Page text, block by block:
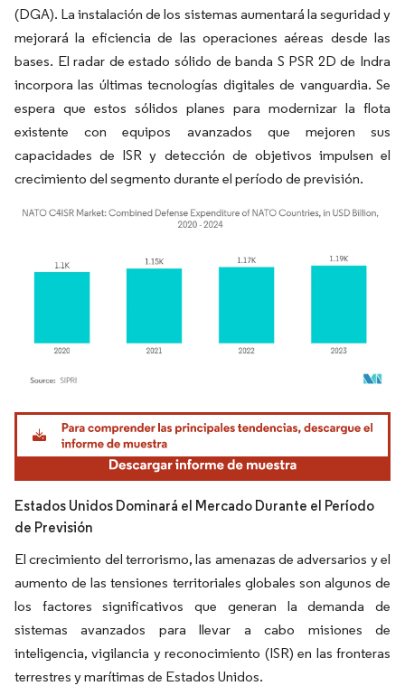
(DGA). La instalación de los sistemas aumentará la seguridad y
mejorará la eficiencia de las operaciones aéreas desde las
bases. El radar de estado sólido de banda S PSR 2D de Indra
incorpora las últimas tecnologías digitales de vanguardia. Se
espera que estos sólidos planes para modernizar la flota
existente con equipos avanzados que mejoren sus
capacidades de ISR y detección de objetivos impulsen el
crecimiento del segmento durante el período de previsión.
Imagen © Mordor Intelligence. El uso requiere atribución según CC BY 4.0.
Estados Unidos Dominará el Mercado Durante el Período
de Previsión
El crecimiento del terrorismo, las amenazas de adversarios y el
aumento de las tensiones territoriales globales son algunos de
los factores significativos que generan la demanda de
sistemas avanzados para llevar a cabo misiones de
inteligencia, vigilancia y reconocimiento (ISR) en las fronteras
terrestres y marítimas de Estados Unidos.